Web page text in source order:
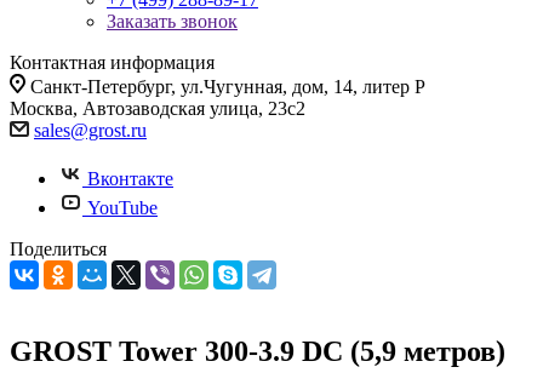
Заказать звонок
Контактная информация
Санкт-Петербург, ул.Чугунная, дом, 14, литер Р
Москва, Автозаводская улица, 23с2
sales@grost.ru
Вконтакте
YouTube
Поделиться
GROST Tower 300-3.9 DC (5,9 метров)